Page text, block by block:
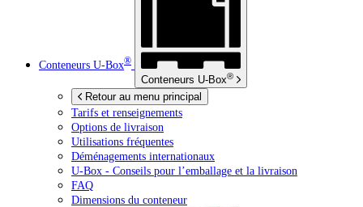
Conteneurs U-Box®
Conteneurs U-Box®
Retour au menu principal
Tarifs et renseignements
Options de livraison
Utilisations fréquentes
Déménagements internationaux
U-Box - Conseils pour l’emballage et la livraison
FAQ
Dimensions du conteneur